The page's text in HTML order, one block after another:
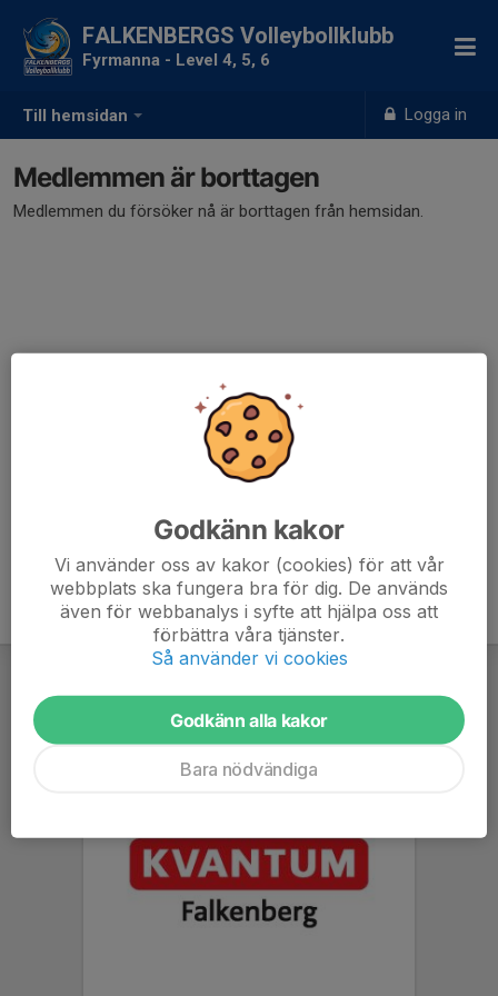
Till hemsidan Logga in
FALKENBERGS Volleybollklubb
Fyrmanna - Level 4, 5, 6
Medlemmen är borttagen
Medlemmen du försöker nå är borttagen från hemsidan.
Godkänn kakor
Vi använder oss av kakor (cookies) för att vår
webbplats ska fungera bra för dig. De används
även för webbanalys i syfte att hjälpa oss att
förbättra våra tjänster.
Så använder vi cookies
Godkänn alla kakor
Bara nödvändiga